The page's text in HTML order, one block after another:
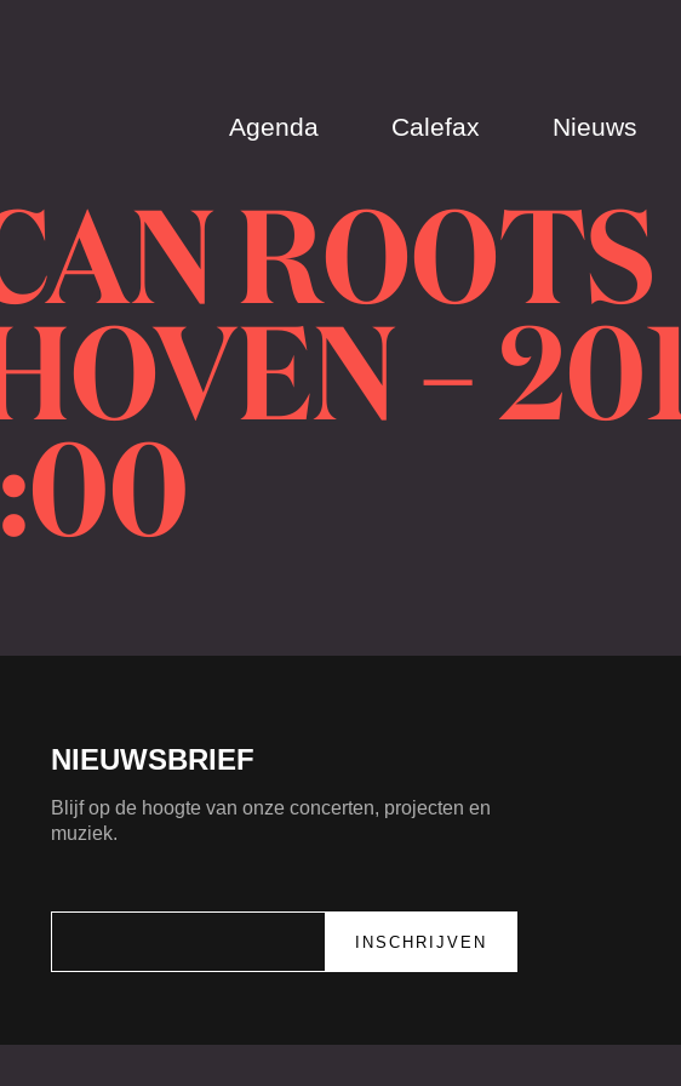
Agenda Calefax Nieuws
ROOTS
–
NIEUWSBRIEF
Blijf op de hoogte van onze concerten, projecten en
muziek.